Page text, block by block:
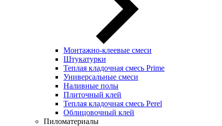
Монтажно-клеевые смеси
Штукатурки
Теплая кладочная смесь Prime
Универсальные смеси
Наливные полы
Плиточный клей
Теплая кладочная смесь Perel
Облицовочный клей
Пиломатериалы